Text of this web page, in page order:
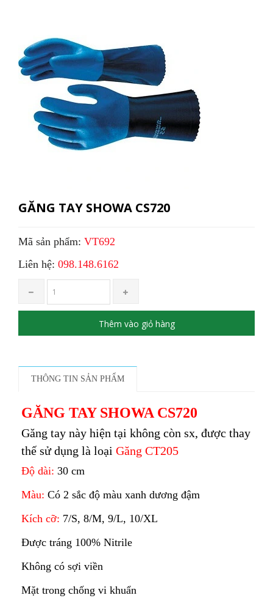
GĂNG TAY SHOWA CS720
Mã sản phẩm: VT692
Liên hệ: 098.148.6162
Thêm vào giỏ hàng
THÔNG TIN SẢN PHẨM
GĂNG TAY SHOWA CS720
Găng tay này hiện tại không còn sx, được thay
thế sử dụng là loại Găng CT205
Độ dài: 30 cm
Màu: Có 2 sắc độ màu xanh dương đậm
Kích cỡ: 7/S, 8/M, 9/L, 10/XL
Được tráng 100% Nitrile
Không có sợi viền
Mặt trong chống vi khuẩn